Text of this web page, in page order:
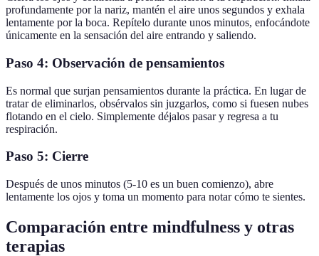
profundamente por la nariz, mantén el aire unos segundos y exhala
lentamente por la boca. Repítelo durante unos minutos, enfocándote
únicamente en la sensación del aire entrando y saliendo.
Paso 4: Observación de pensamientos
Es normal que surjan pensamientos durante la práctica. En lugar de
tratar de eliminarlos, obsérvalos sin juzgarlos, como si fuesen nubes
flotando en el cielo. Simplemente déjalos pasar y regresa a tu
respiración.
Paso 5: Cierre
Después de unos minutos (5-10 es un buen comienzo), abre
lentamente los ojos y toma un momento para notar cómo te sientes.
Comparación entre mindfulness y otras
terapias